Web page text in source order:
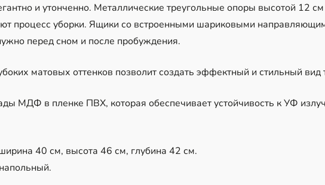
и утонченно. Металлические треугольные опоры высотой 12
процесс уборки. Ящики со встроенными шариковыми
перед сном и после пробуждения.
матовых оттенков позволит создать эффектный и стильный вид
МДФ в пленке ПВХ, которая обеспечивает устойчивость к УФ
40 см, высота 46 см, глубина 42 см.